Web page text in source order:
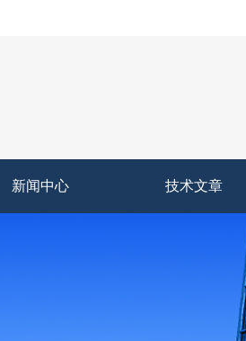
新闻中心 技术文章